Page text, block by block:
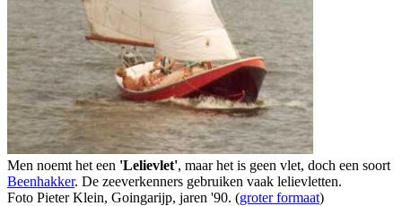
Men noemt het een 'Lelievlet', maar het is geen vlet, doch een soort
Beenhakker. De zeeverkenners gebruiken vaak lelievletten.
Foto Pieter Klein, Goingarijp, jaren '90. (groter formaat)